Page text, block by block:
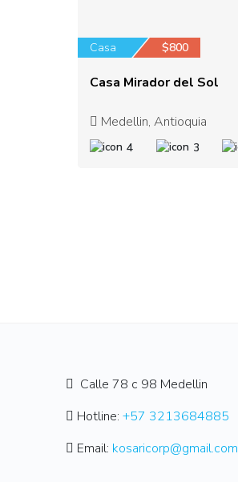
Casa $800
Casa Mirador del Sol
Medellin, Antioquia
4 3
Calle 78 c 98 Medellin
Hotline: +57 3213684885
Email: kosaricorp@gmail.com